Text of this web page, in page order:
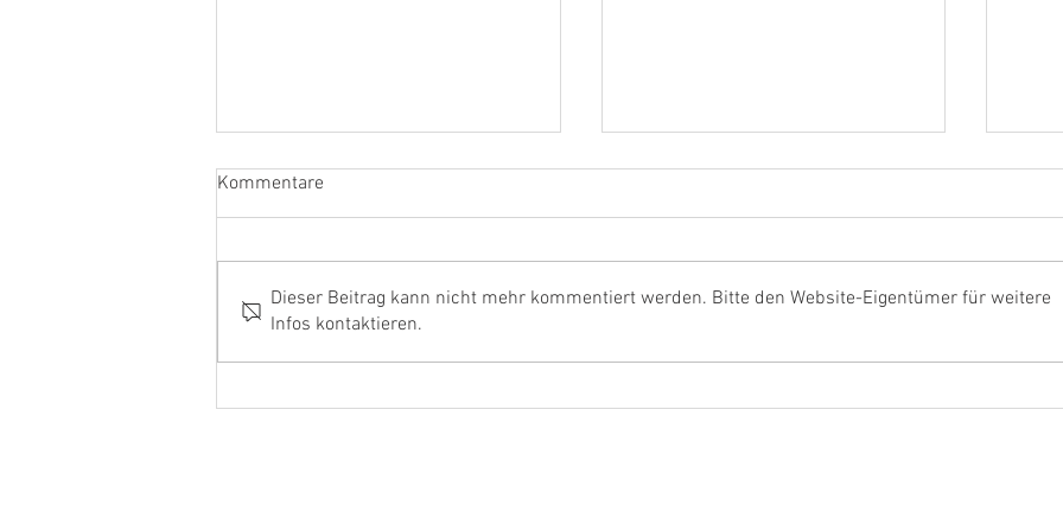
Trainingslager 2016 In
Moritzburg - Bad Sonnenland
Trainingslager 2015 Bad
Kommentare
Dieser Beitrag kann nicht mehr kommentiert werden. Bitte den Website-Eigentümer für weitere
Infos kontaktieren.